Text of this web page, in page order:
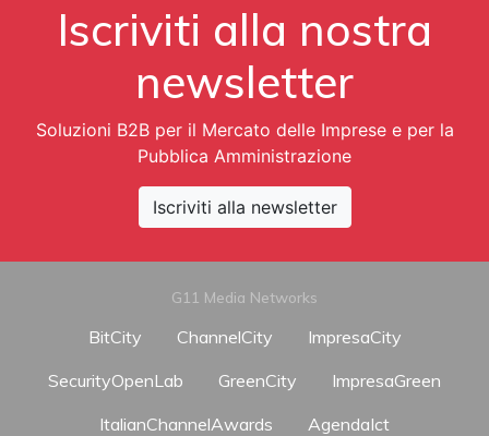
Iscriviti alla nostra
newsletter
Soluzioni B2B per il Mercato delle Imprese e per la
Pubblica Amministrazione
Iscriviti alla newsletter
G11 Media Networks
BitCity ChannelCity
ImpresaCity
SecurityOpenLab
GreenCity
ImpresaGreen
ItalianChannelAwards
AgendaIct